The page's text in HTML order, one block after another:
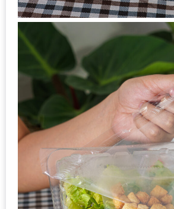
ใจ๋…
สไตล์
นิมมาน
คอน
เชียงใหม่
ส่วนลด
พิเศษ
ร้าน
อาหาร